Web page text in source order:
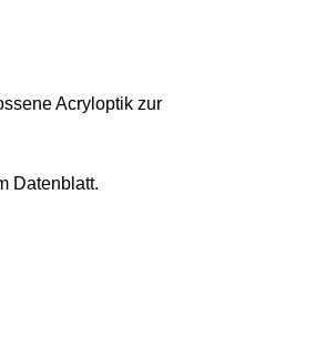
Acryloptik zur
Datenblatt.